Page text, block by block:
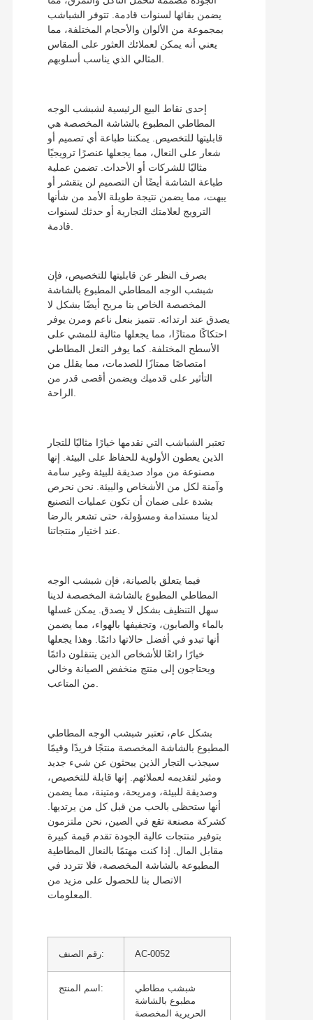
يضمن بقائها لسنوات قادمة. تتوفر الشباشب
بمجموعة من الألوان والأحجام المختلفة، مما
يعني أنه يمكن لعملائك العثور على المقاس
إحدى نقاط البيع الرئيسية لشبشب الوجه
المطاطي المطبوع بالشاشة المخصصة هي
قابليتها للتخصيص. يمكننا طباعة أي تصميم أو
شعار على النعال، مما يجعلها عنصرًا ترويجيًا
مثاليًا للشركات أو الأحداث. تضمن عملية
طباعة الشاشة أيضًا أن التصميم لن يتقشر أو
يبهت، مما يضمن نتيجة طويلة الأمد من شأنها
الترويج لعلامتك التجارية أو حدثك لسنوات
بصرف النظر عن قابليتها للتخصيص، فإن
شبشب الوجه المطاطي المطبوع بالشاشة
المخصصة الخاص بنا مريح أيضًا بشكل لا
يصدق عند ارتدائه. تتميز بنعل ناعم ومرن يوفر
احتكاكًا ممتازًا، مما يجعلها مثالية للمشي على
الأسطح المختلفة. كما يوفر النعل المطاطي
امتصاصًا ممتازًا للصدمات، مما يقلل من
التأثير على قدميك ويضمن أقصى قدر من
الراحة.
تعتبر الشباشب التي نقدمها خيارًا مثاليًا للتجار
الذين يعطون الأولوية للحفاظ على البيئة. إنها
مصنوعة من مواد صديقة للبيئة وغير سامة
وآمنة لكل من الأشخاص والبيئة. نحن نحرص
بشدة على ضمان أن تكون عمليات التصنيع
لدينا مستدامة ومسؤولة، حتى تشعر بالرضا
فيما يتعلق بالصيانة، فإن شبشب الوجه
المطاطي المطبوع بالشاشة المخصصة لدينا
سهل التنظيف بشكل لا يصدق. يمكن غسلها
بالماء والصابون، وتجفيفها بالهواء، مما يضمن
أنها تبدو في أفضل حالاتها دائمًا. وهذا يجعلها
خيارًا رائعًا للأشخاص الذين يتنقلون دائمًا
ويحتاجون إلى منتج منخفض الصيانة وخالي
بشكل عام، تعتبر شبشب الوجه المطاطي
المطبوع بالشاشة المخصصة منتجًا فريدًا وقيمًا
سيجذب التجار الذين يبحثون عن شيء جديد
ومثير لتقديمه لعملائهم. إنها قابلة للتخصيص،
وصديقة للبيئة، ومريحة، ومتينة، مما يضمن
أنها ستحظى بالحب من قبل كل من يرتديها.
كشركة مصنعة تقع في الصين، نحن ملتزمون
بتوفير منتجات عالية الجودة تقدم قيمة كبيرة
مقابل المال. إذا كنت مهتمًا بالنعال المطاطية
المطبوعة بالشاشة المخصصة، فلا تتردد في
الاتصال بنا للحصول على مزيد من
رقم الصنف: AC-0052
اسم المنتج:
شبشب مطاطي
مطبوع بالشاشة
الحريرية المخصصة